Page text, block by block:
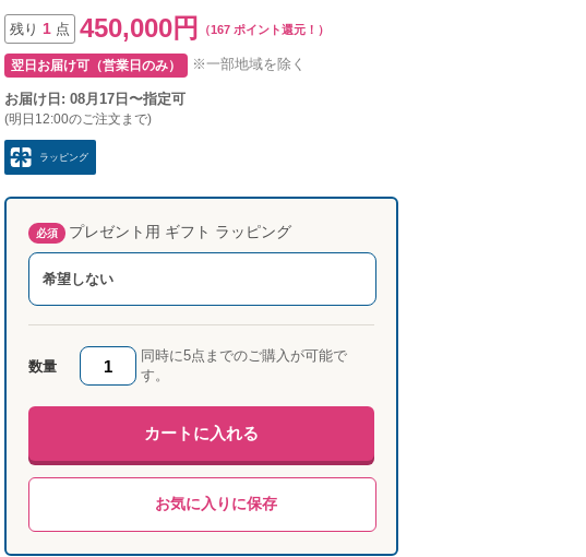
残り 1 点 450,000円 （167 ポイント還元！）
翌日お届け可（営業日のみ） ※一部地域を除く
お届け日: 08月17日〜指定可
(明日12:00のご注文まで)
ラッピング
必須 プレゼント用 ギフト ラッピング
希望しない
数量
同時に5点までのご購入が可能で
す。
カートに入れる
お気に入りに保存